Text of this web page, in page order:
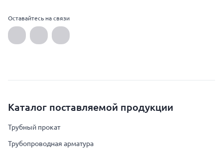
Оставайтесь на связи
Каталог поставляемой продукции
Трубный прокат
Трубопроводная арматура